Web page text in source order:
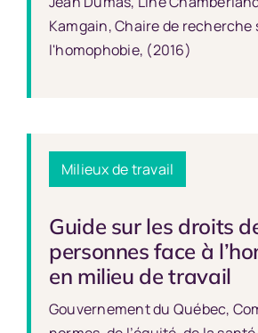
Kamgain, Chaire de recherche
l'homophobie, (2016)
Milieux de travail
Guide sur les droits
personnes face à
en milieu de travail
Gouvernement du Québec,